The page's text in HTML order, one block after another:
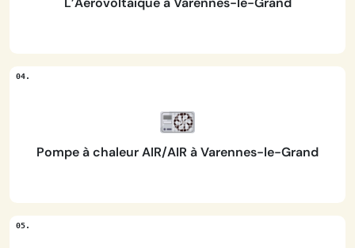
Pompe à chaleur AIR/AIR à Varennes-le-Grand